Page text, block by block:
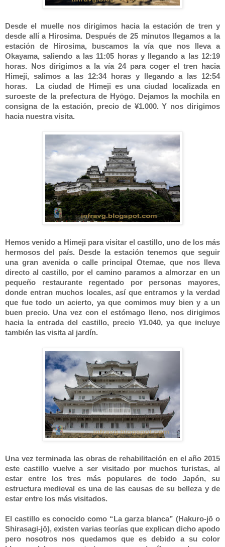
Desde el muelle nos dirigimos hacia la estación de tren y
desde allí a Hirosima. Después de 25 minutos llegamos a la
estación de Hirosima, buscamos la vía que nos lleva a
Okayama, saliendo a las 11:05 horas y llegando a las 12:19
horas. Nos dirigimos a la vía 24 para coger el tren hacia
Himeji, salimos a las 12:34 horas y llegando a las 12:54
horas. La ciudad de Himeji es una ciudad localizada en
suroeste de la prefectura de Hyōgo. Dejamos la mochila en
consigna de la estación, precio de ¥1.000. Y nos dirigimos
hacia nuestra visita.
Hemos venido a Himeji para visitar el castillo, uno de los más
hermosos del país. Desde la estación tenemos que seguir
una gran avenida o calle principal Otemae, que nos lleva
directo al castillo, por el camino paramos a almorzar en un
pequeño restaurante regentado por personas mayores,
donde entran muchos locales, así que entramos y la verdad
que fue todo un acierto, ya que comimos muy bien y a un
buen precio. Una vez con el estómago lleno, nos dirigimos
hacia la entrada del castillo, precio ¥1.040, ya que incluye
también las visita al jardín.
Una vez terminada las obras de rehabilitación en el año 2015
este castillo vuelve a ser visitado por muchos turistas, al
estar entre los tres más populares de todo Japón, su
estructura medieval es una de las causas de su belleza y de
estar entre los más visitados.
El castillo es conocido como “La garza blanca” (Hakuro-jō o
Shirasagi-jō), existen varias teorías que explican dicho apodo
pero nosotros nos quedamos que es debido a su color